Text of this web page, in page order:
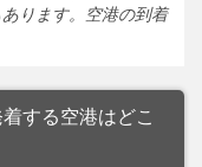
ります。空港の到着
する空港はどこ